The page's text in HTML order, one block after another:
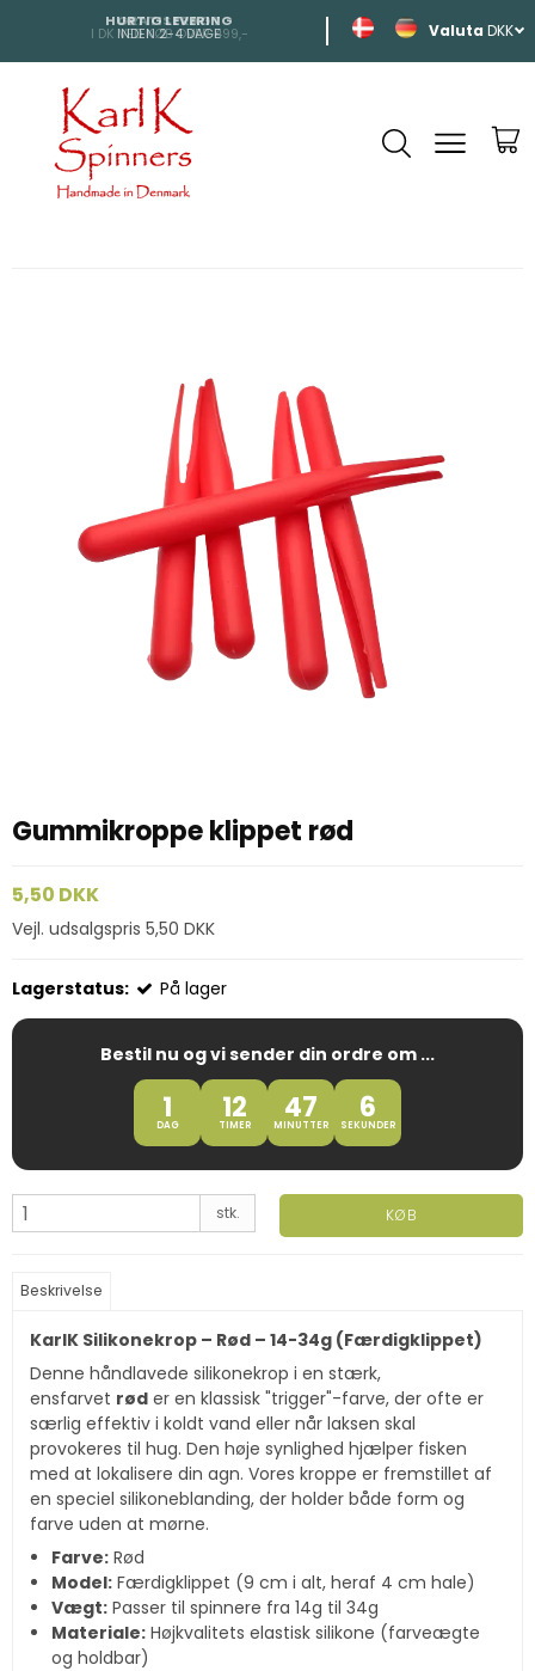
HURTIG LEVERING
INDEN 2-4 DAGE TIL HELE EUROPA
DKK
Gummikroppe klippet rød
5,50 DKK
Vejl. udsalgspris 5,50 DKK
Lagerstatus: På lager
Bestil nu og vi sender din ordre om ...
1
DAG 12
TIMER 47
MINUTTER 5
SEKUNDER
stk. KØB
Beskrivelse
KarlK Silikonekrop – Rød – 14-34g (Færdigklippet)
Denne håndlavede silikonekrop i en stærk,
ensfarvet rød er en klassisk "trigger"-farve, der ofte er
særlig effektiv i koldt vand eller når laksen skal
provokeres til hug. Den høje synlighed hjælper fisken
med at lokalisere din agn. Vores kroppe er fremstillet af
en speciel silikoneblanding, der holder både form og
farve uden at mørne.
Farve:Rød
Model:Færdigklippet (9 cm i alt, heraf 4 cm hale)
Vægt:Passer til spinnere fra 14g til 34g
Materiale:Højkvalitets elastisk silikone (farveægte
og holdbar)